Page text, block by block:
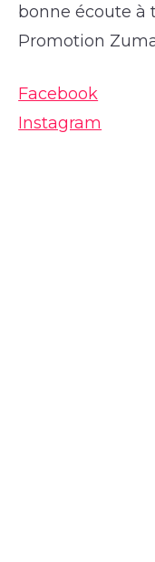
bonne écoute à
Promotion
Facebook
Instagram